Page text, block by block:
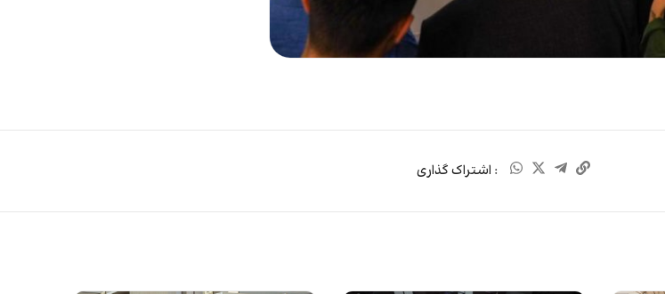
: اشتراک گذاری